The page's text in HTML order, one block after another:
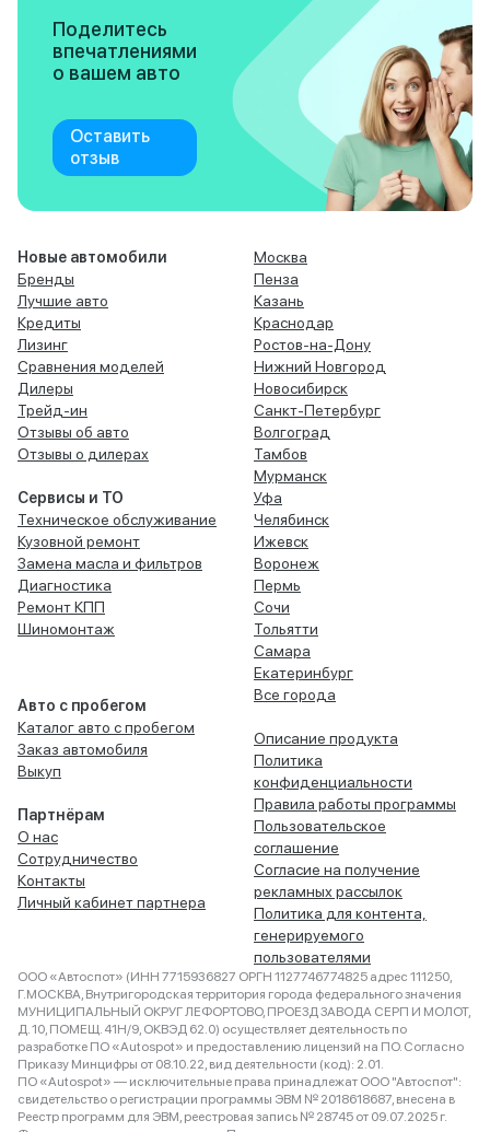
Поделитесь
впечатлениями
о вашем авто
Оставить
отзыв
Новые автомобили
Бренды
Лучшие авто
Кредиты
Лизинг
Сравнения моделей
Дилеры
Трейд-ин
Отзывы об авто
Отзывы о дилерах
Сервисы и ТО
Техническое обслуживание
Кузовной ремонт
Замена масла и фильтров
Диагностика
Ремонт КПП
Шиномонтаж
Авто с пробегом
Каталог авто с пробегом
Заказ автомобиля
Выкуп
Партнёрам
О нас
Сотрудничество
Контакты
Личный кабинет партнера
Москва
Пенза
Казань
Краснодар
Ростов-на-Дону
Нижний Новгород
Новосибирск
Санкт-Петербург
Волгоград
Тамбов
Мурманск
Уфа
Челябинск
Ижевск
Воронеж
Пермь
Сочи
Тольятти
Самара
Екатеринбург
Все города
Описание продукта
Политика
конфиденциальности
Правила работы программы
Пользовательское
соглашение
Согласие на получение
рекламных рассылок
Политика для контента,
генерируемого
пользователями
ООО «Автоспот» (ИНН 7715936827 ОРГН 1127746774825 адрес 111250,
Г.МОСКВА, Внутригородская территория города федерального значения
МУНИЦИПАЛЬНЫЙ ОКРУГ ЛЕФОРТОВО, ПРОЕЗД ЗАВОДА СЕРП И МОЛОТ,
Д. 10, ПОМЕЩ. 41Н/9, ОКВЭД 62.0) осуществляет деятельность по
разработке ПО «Autospot» и предоставлению лицензий на ПО. Согласно
Приказу Минцифры от 08.10.22, вид деятельности (код): 2.01.
ПО «Autospot» — исключительные права принадлежат ООО "Автоспот":
свидетельство о регистрации программы ЭВМ № 2018618687, внесена в
Реестр программ для ЭВМ, реестровая запись № 28745 от 09.07.2025 г.